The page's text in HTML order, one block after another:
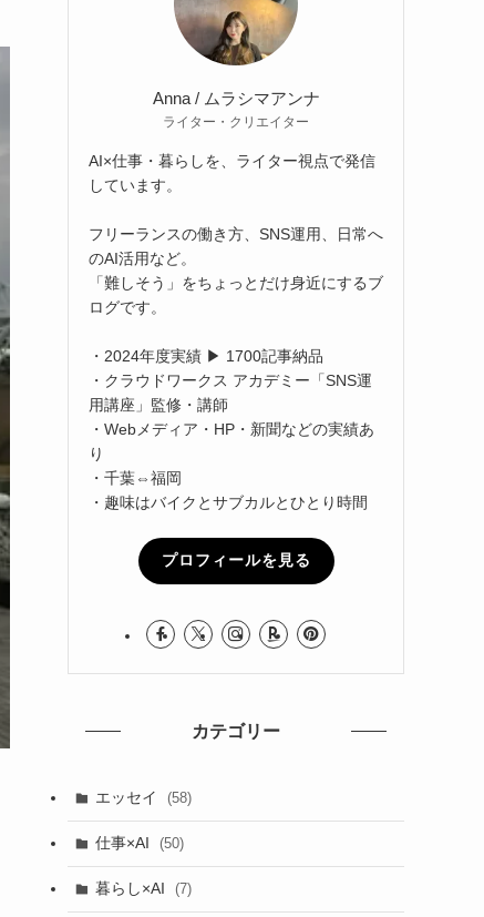
Anna / ムラシマアンナ
ライター・クリエイター
AI×仕事・暮らしを、ライター視点で発信
しています。
フリーランスの働き方、SNS運用、日常へ
のAI活用など。
「難しそう」をちょっとだけ身近にするブ
ログです。
・2024年度実績 ▶ 1700記事納品
・クラウドワークス アカデミー「SNS運
用講座」監修・講師
・Webメディア・HP・新聞などの実績あ
り
・千葉⇔福岡
・趣味はバイクとサブカルとひとり時間
プロフィールを見る
カテゴリー
エッセイ (58)
仕事×AI (50)
暮らし×AI (7)